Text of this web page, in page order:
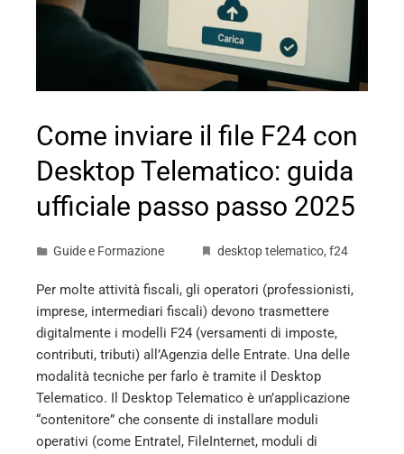
Come inviare il file F24 con
Desktop Telematico: guida
ufficiale passo passo 2025
Guide e Formazione desktop telematico, f24
Per molte attività fiscali, gli operatori (professionisti,
imprese, intermediari fiscali) devono trasmettere
digitalmente i modelli F24 (versamenti di imposte,
contributi, tributi) all’Agenzia delle Entrate. Una delle
modalità tecniche per farlo è tramite il Desktop
Telematico. Il Desktop Telematico è un’applicazione
“contenitore” che consente di installare moduli
operativi (come Entratel, FileInternet, moduli di